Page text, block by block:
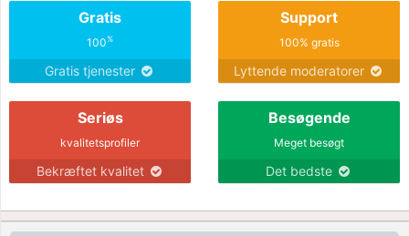
Gratis
100%
Gratis tjenester
Support
100% gratis
Lyttende moderatorer
Seriøs
kvalitetsprofiler
Bekræftet kvalitet
Besøgende
Meget besøgt
Det bedste